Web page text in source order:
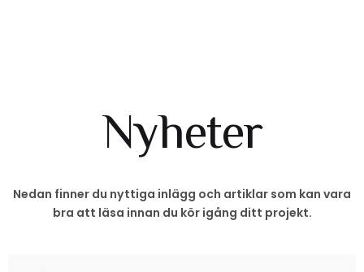
Nyheter
Nedan finner du nyttiga inlägg och artiklar som kan vara
bra att läsa innan du kör igång ditt projekt.